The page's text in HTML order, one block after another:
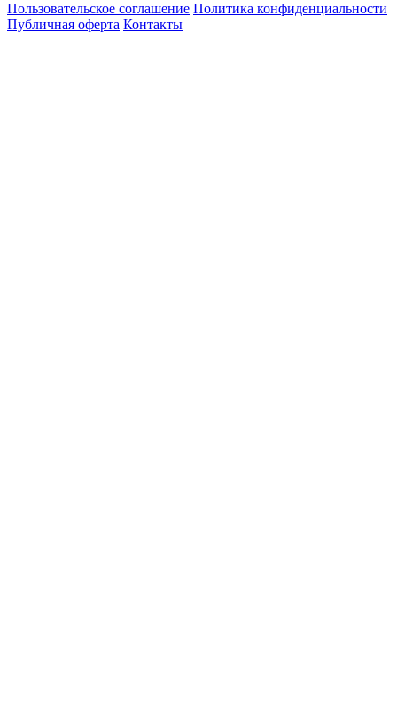
Пользовательское соглашение Политика конфиденциальности
Публичная оферта Контакты